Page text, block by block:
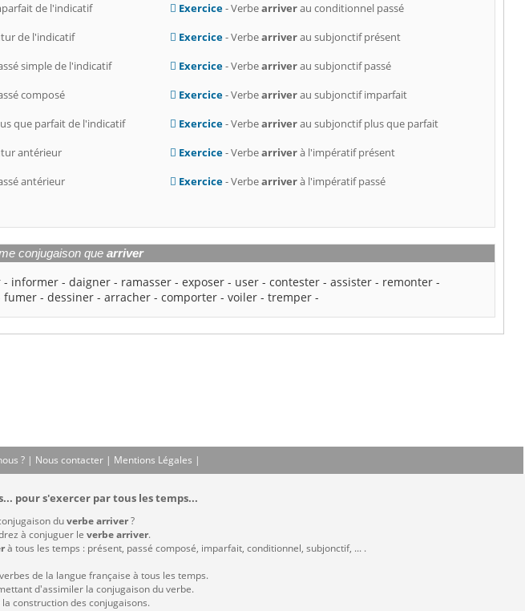
de l'indicatif
de l'indicatif
simple de l'indicatif
composé
que parfait de l'indicatif
antérieur
antérieur
Exercice- Verbearriverau conditionnel passé
Exercice- Verbearriverau subjonctif présent
Exercice- Verbearriverau subjonctif passé
Exercice- Verbearriverau subjonctif imparfait
Exercice- Verbearriverau subjonctif plus que parfait
Exercice- Verbearriverà l'impératif présent
Exercice- Verbearriverà l'impératif passé
conjugaison quearriver
- informer -daigner - ramasser -exposer - user -contester -assister - remonter -
fumer -dessiner -arracher -comporter -voiler -tremper -
? | Nous contacter | Mentions Légales |
pour s'exercer par tous les temps...
duverbe arriver?
à conjuguer le verbe arriver.
à tous les temps : présent, passé composé, imparfait, conditionnel, subjonctif, ... .
de la langue française à tous les temps.
d'assimiler la conjugaison du verbe.
construction des conjugaisons.